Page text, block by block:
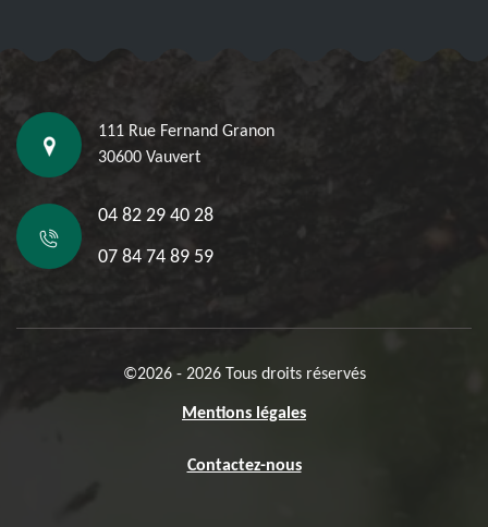
111 Rue Fernand Granon
30600 Vauvert
04 82 29 40 28
07 84 74 89 59
©2026 - 2026 Tous droits réservés
Mentions légales
Contactez-nous